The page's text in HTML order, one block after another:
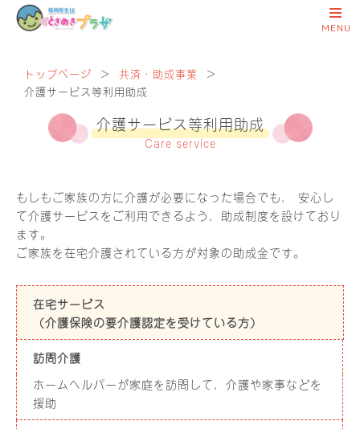
トップページ ＞ 共済・助成事業
＞
介護サービス等利用助成
介護サービス等利用助成
Care service
もしもご家族の方に介護が必要になった場合でも、
安心し
て介護サービスをご利用できるよう、助成制度を設けており
ます。
ご家族を在宅介護されている方が対象の助成金です。
在宅サービス
（介護保険の要介護認定を受けている方）
訪問介護
ホームヘルパーが家庭を訪問して、介護や家事などを
援助